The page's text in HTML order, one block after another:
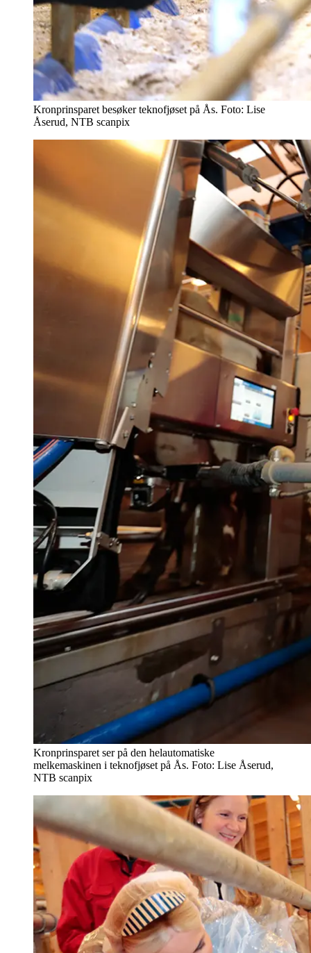
Kronprinsparet besøker teknofjøset på Ås. Foto: Lise
Åserud, NTB scanpix
Kronprinsparet ser på den helautomatiske
melkemaskinen i teknofjøset på Ås. Foto: Lise Åserud,
NTB scanpix